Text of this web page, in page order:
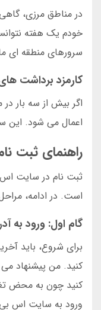
در مناطق مرزی،
خودم یک هفته
سرورهای منطقه ای
کارمزد برداشت
اعمال می شود. این
راهنمای ثبت
است. در ادامه،
گام اول: ورود به
کنید. من پیشنهاد می
کنید چون به محض